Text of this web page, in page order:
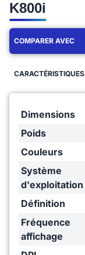
K800i
COMPARER AVEC
CARACTÉRISTIQUES
Dimensions
Poids
Couleurs
Système
d'exploitation
Définition
Fréquence
affichage